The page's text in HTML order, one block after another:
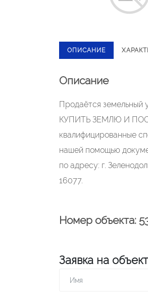
ОПИСАНИЕ
Описание
Продаётся земельный
КУПИТЬ ЗЕМЛЮ И
квалифицированные
нашей помощью
по адресу: г.
16077.
Номер объекта:
Заявка на объект